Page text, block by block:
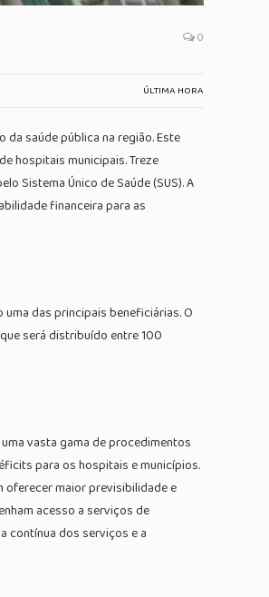
0
ÚLTIMA HORA
saúde pública na região. Este
hospitais municipais. Treze
Sistema Único de Saúde (SUS). A
financeira para as
das principais beneficiárias. O
será distribuído entre 100
vasta gama de procedimentos
para os hospitais e municípios.
oferecer maior previsibilidade e
acesso a serviços de
contínua dos serviços e a